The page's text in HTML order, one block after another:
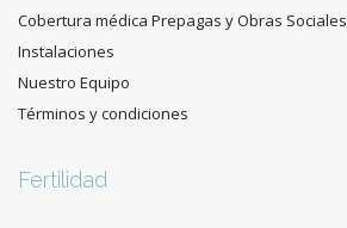
Cobertura médica Prepagas y Obras Sociales
Instalaciones
Nuestro Equipo
Términos y condiciones
Fertilidad